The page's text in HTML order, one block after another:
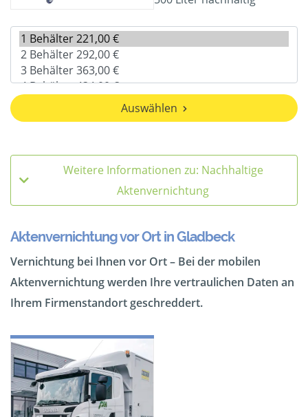
Auswählen
Weitere Informationen zu: Nachhaltige
Aktenvernichtung
Aktenvernichtung vor Ort in Gladbeck
Vernichtung bei Ihnen vor Ort – Bei der mobilen
Aktenvernichtung werden Ihre vertraulichen Daten an
Ihrem Firmenstandort geschreddert.